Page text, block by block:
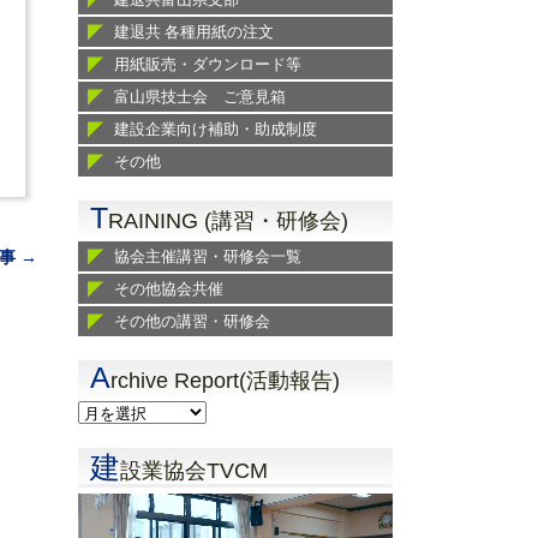
→
建退共 各種用紙の注文
用紙販売・ダウンロード等
富山県技士会 ご意見箱
建設企業向け補助・助成制度
その他
TRAINING (講習・研修会)
協会主催講習・研修会一覧
その他協会共催
その他の講習・研修会
Archive Report(活動報告)
建設業協会TVCM